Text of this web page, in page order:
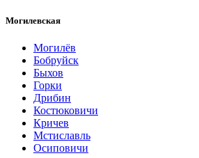
Могилевская
Могилёв
Бобруйск
Быхов
Горки
Дрибин
Костюковичи
Кричев
Мстиславль
Осиповичи